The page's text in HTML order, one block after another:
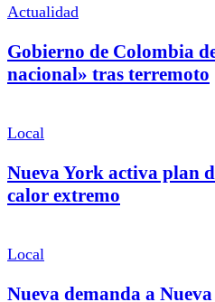
Actualidad
Gobierno de Colombia
nacional» tras terremoto
Local
Nueva York activa plan
calor extremo
Local
Nueva demanda a